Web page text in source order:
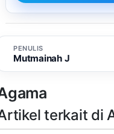
PENULIS
Mutmainah J
terkait di